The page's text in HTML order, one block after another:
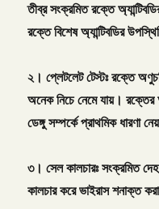
তীব্র সংক্রমিত রক্তে
রক্তে বিশেষ অ্যান্টিবডির
২। প্লেটলেট টেস্টঃ রক্তে
অনেক নিচে নেমে যায়। রক্তের
ডেঙ্গু সম্পর্কে প্রাথমিক ধারণা
৩। সেল কালচারঃ সংক্রমিত দেহ
কালচার করে ভাইরাস শনাক্ত করা